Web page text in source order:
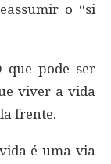
o “si
que pode ser
viver a vida
frente.
é uma via